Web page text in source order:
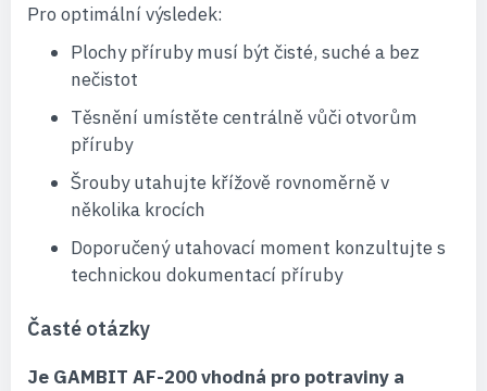
Pro optimální výsledek:
Plochy příruby musí být čisté, suché a bez
nečistot
Těsnění umístěte centrálně vůči otvorům
příruby
Šrouby utahujte křížově rovnoměrně v
několika krocích
Doporučený utahovací moment konzultujte s
technickou dokumentací příruby
Časté otázky
Je GAMBIT AF-200 vhodná pro potraviny a